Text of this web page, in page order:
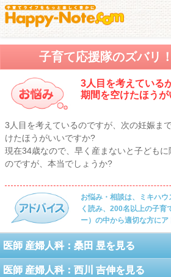
子育て応援隊のズバリ
3人目を考えている
期間を空けたほうが
3人目を考えているのですが、次の妊娠ま
けたほうがいいですか?
現在34歳なので、早く産まないと子ども
のですが、本当でしょうか?
お悩み・相談は、ミキハ
く読み、200名以上の子育
ー）の中から適切な方にア
医師 産婦人科：桑田 昱を見る
医師 産婦人科：西川 吉伸を見る